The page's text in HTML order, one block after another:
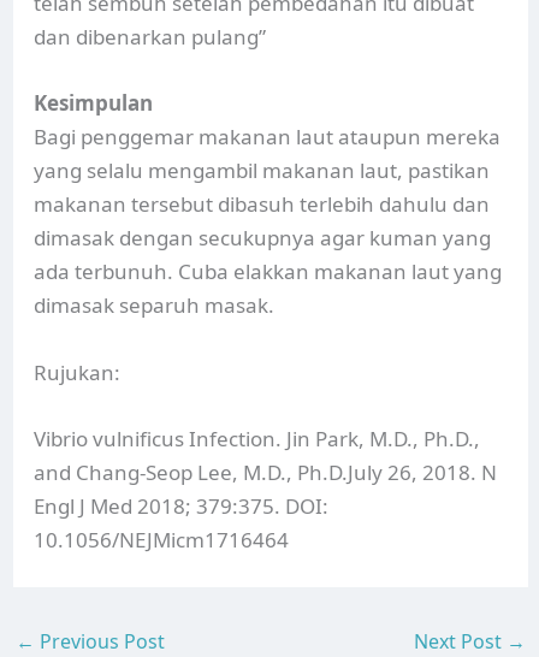
dan dibenarkan pulang”
Kesimpulan
Bagi penggemar makanan laut ataupun mereka
yang selalu mengambil makanan laut, pastikan
makanan tersebut dibasuh terlebih dahulu dan
dimasak dengan secukupnya agar kuman yang
ada terbunuh. Cuba elakkan makanan laut yang
dimasak separuh masak.
Rujukan:
Vibrio vulnificus Infection. Jin Park, M.D., Ph.D.,
and Chang-Seop Lee, M.D., Ph.D.July 26, 2018. N
Engl J Med 2018; 379:375. DOI:
10.1056/NEJMicm1716464
← Previous Post Next Post →